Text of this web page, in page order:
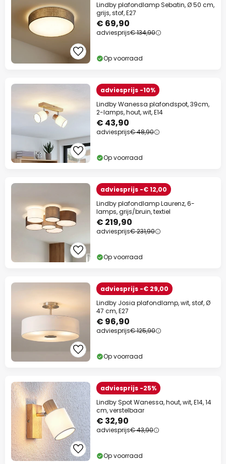
Lindby plafondlamp Sebatin, Ø 50 cm,
grijs, stof, E27
€ 69,90
adviesprijs€ 134,90
Op voorraad
adviesprijs -10%
Lindby Wanessa plafondspot, 39cm,
2-lamps, hout, wit, E14
€ 43,90
adviesprijs€ 48,90
Op voorraad
adviesprijs -€ 12,00
Lindby plafondlamp Laurenz, 6-
lamps, grijs/bruin, textiel
€ 219,90
adviesprijs€ 231,90
Op voorraad
adviesprijs -€ 29,00
Lindby Josia plafondlamp, wit, stof, Ø
47 cm, E27
€ 96,90
adviesprijs€ 125,90
Op voorraad
adviesprijs -25%
Lindby Spot Wanessa, hout, wit, E14, 14
cm, verstelbaar
€ 32,90
adviesprijs€ 43,90
Op voorraad